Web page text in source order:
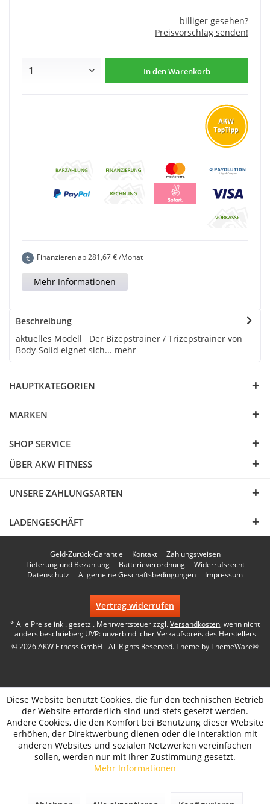
billiger gesehen?
Preisvorschlag senden!
In denWarenkorb
€ Finanzieren ab281,67€ /Monat
Mehr Informationen
Beschreibung
aktuelles Modell Der Bizepstrainer / Trizepstrainer von
Body-Solid eignet sich... mehr
HAUPTKATEGORIEN
MARKEN
SHOP SERVICE
ÜBER AKW FITNESS
UNSERE ZAHLUNGSARTEN
LADENGESCHÄFT
Geld-Zurück-Garantie Kontakt
Zahlungsweisen
Lieferung und Bezahlung
Batterieverordnung
Widerrufsrecht
Datenschutz
Allgemeine Geschäftsbedingungen Impressum
Vertrag widerrufen
* Alle Preise inkl. gesetzl. Mehrwertsteuer zzgl.Versandkosten, wenn nicht
anders beschrieben; UVP: unverbindlicher Verkaufspreis des Herstellers
© 2026 AKW Fitness GmbH - All Rights Reserved. Theme byThemeWare®
Diese Website benutzt Cookies, die für den technischen Betrieb
der Website erforderlich sind und stets gesetzt werden.
Andere Cookies, die den Komfort bei Benutzung dieser Website
erhöhen, der Direktwerbung dienen oder die Interaktion mit
anderen Websites und sozialen Netzwerken vereinfachen
sollen, werden nur mit Ihrer Zustimmung gesetzt.
Mehr Informationen